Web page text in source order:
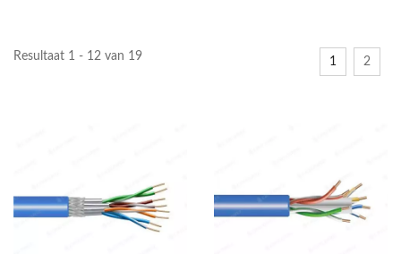
Resultaat 1 - 12 van 19 1 2